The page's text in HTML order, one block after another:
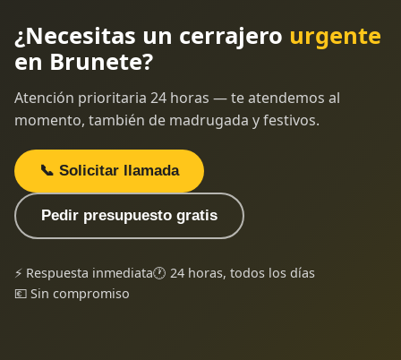
¿Necesitas un cerrajero urgente
en Brunete?
Atención prioritaria 24 horas — te atendemos al
momento, también de madrugada y festivos.
📞 Solicitar llamada
Pedir presupuesto gratis
⚡ Respuesta inmediata🕐 24 horas, todos los días
💶 Sin compromiso